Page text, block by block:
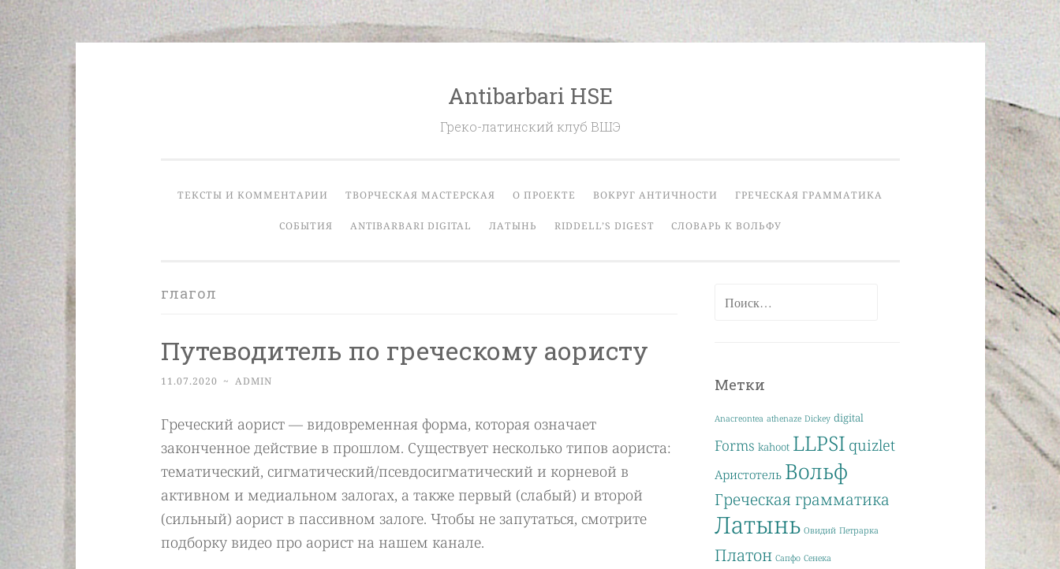
Antibarbari HSE
Греко-латинский клуб ВШЭ
ТЕКСТЫ И КОММЕНТАРИИ ТВОРЧЕСКАЯ МАСТЕРСКАЯ О ПРОЕКТЕ ВОКРУГ АНТИЧНОСТИ ГРЕЧЕСКАЯ ГРАММАТИКА
СОБЫТИЯ ANTIBARBARI DIGITAL ЛАТЫНЬ RIDDELL’S DIGEST СЛОВАРЬ К ВОЛЬФУ
глагол
Путеводитель по греческому аористу
11.07.2020 ~ ADMIN
Греческий аорист — видовременная форма, которая означает
законченное действие в прошлом. Существует несколько типов аориста:
тематический, сигматический/псевдосигматический и корневой в
активном и медиальном залогах, а также первый (слабый) и второй
(сильный) аорист в пассивном залоге. Чтобы не запутаться, смотрите
подборку видео про аорист на нашем канале.
Найти:
Метки
Anacreontea athenaze Dickey digital
Forms kahoot LLPSI quizlet
Аристотель Вольф
Греческая грамматика
Латынь Овидий Петрарка
Платон Сапфо Сенека